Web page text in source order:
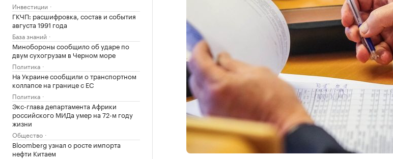
Инвестиции
ГКЧП: расшифровка, состав и события
августа 1991 года
База знаний
Минобороны сообщило об ударе по
двум сухогрузам в Черном море
Политика
На Украине сообщили о транспортном
коллапсе на границе с ЕС
Политика
Экс-глава департамента Африки
российского МИДа умер на 72-м году
жизни
Общество
Bloomberg узнал о росте импорта
нефти Китаем